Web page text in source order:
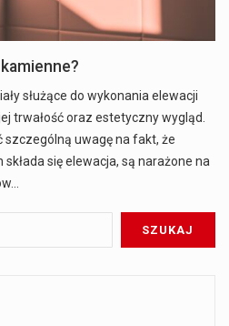
służące do wykonania elewacji
trwałość oraz estetyczny wygląd.
uwagę na fakt, że
się elewacja, są narażone na